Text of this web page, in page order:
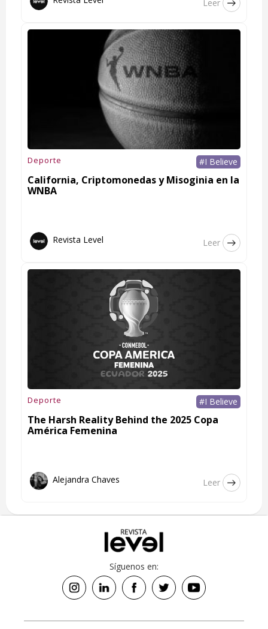
Leer
Deporte #I Believe
California, Criptomonedas y Misoginia en la
WNBA
Revista Level Leer
Deporte #I Believe
The Harsh Reality Behind the 2025 Copa
América Femenina
Alejandra Chaves Leer
Síguenos en: